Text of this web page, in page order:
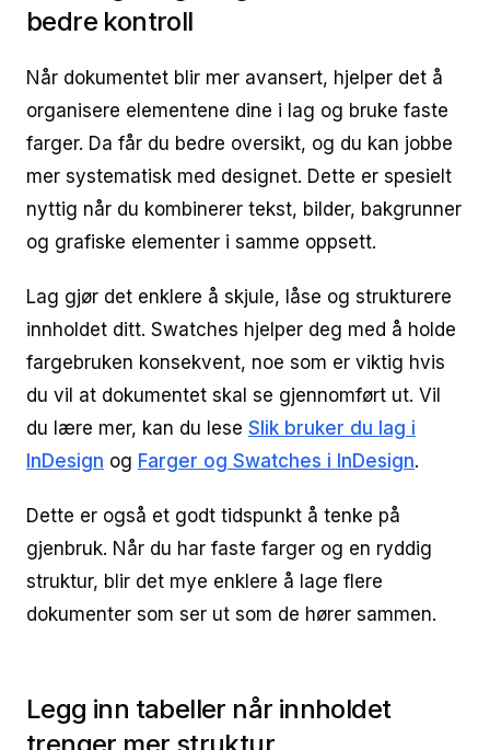
bedre kontroll
Når dokumentet blir mer avansert, hjelper det å
organisere elementene dine i lag og bruke faste
farger. Da får du bedre oversikt, og du kan jobbe
mer systematisk med designet. Dette er spesielt
nyttig når du kombinerer tekst, bilder, bakgrunner
og grafiske elementer i samme oppsett.
Lag gjør det enklere å skjule, låse og strukturere
innholdet ditt. Swatches hjelper deg med å holde
fargebruken konsekvent, noe som er viktig hvis
du vil at dokumentet skal se gjennomført ut. Vil
du lære mer, kan du lese Slik bruker du lag i
InDesign og Farger og Swatches i InDesign.
Dette er også et godt tidspunkt å tenke på
gjenbruk. Når du har faste farger og en ryddig
struktur, blir det mye enklere å lage flere
dokumenter som ser ut som de hører sammen.
Legg inn tabeller når innholdet